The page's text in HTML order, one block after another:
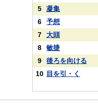
5
凝集
6
予想
7
大頭
8
敏捷
9
後ろを向ける
10 目を引・く